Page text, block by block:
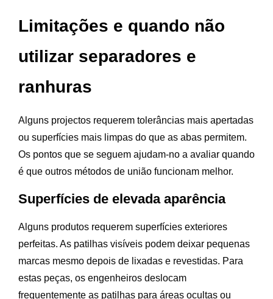
Limitações e quando não
utilizar separadores e
ranhuras
Alguns projectos requerem tolerâncias mais apertadas
ou superfícies mais limpas do que as abas permitem.
Os pontos que se seguem ajudam-no a avaliar quando
é que outros métodos de união funcionam melhor.
Superfícies de elevada aparência
Alguns produtos requerem superfícies exteriores
perfeitas. As patilhas visíveis podem deixar pequenas
marcas mesmo depois de lixadas e revestidas. Para
estas peças, os engenheiros deslocam
frequentemente as patilhas para áreas ocultas ou